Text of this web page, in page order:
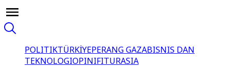
POLITIKTÜRKİYEPERANG GAZABISNIS DAN
TEKNOLOGIOPINIFITURASIA